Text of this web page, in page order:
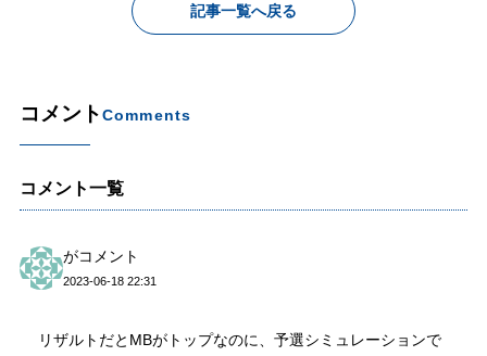
記事一覧へ戻る
コメントComments
コメント一覧
がコメント
2023-06-18 22:31
リザルトだとMBがトップなのに、予選シミュレーションで